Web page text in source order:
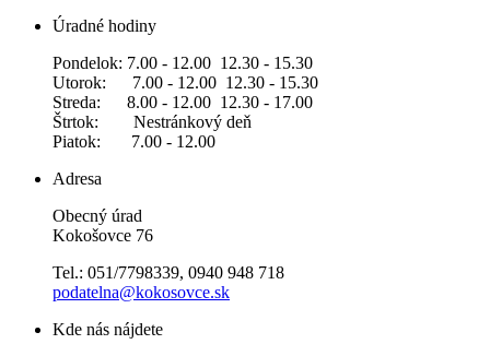
Úradné hodiny
Pondelok: 7.00 - 12.00 12.30 - 15.30
Utorok: 7.00 - 12.00 12.30 - 15.30
Streda: 8.00 - 12.00 12.30 - 17.00
Štrtok: Nestránkový deň
Piatok: 7.00 - 12.00
Adresa
Obecný úrad
Kokošovce 76
Tel.: 051/7798339, 0940 948 718
podatelna@kokosovce.sk
Kde nás nájdete